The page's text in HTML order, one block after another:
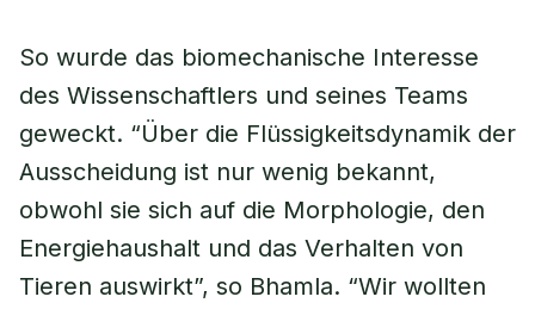
So wurde das biomechanische Interesse
des Wissenschaftlers und seines Teams
geweckt. “Über die Flüssigkeitsdynamik der
Ausscheidung ist nur wenig bekannt,
obwohl sie sich auf die Morphologie, den
Energiehaushalt und das Verhalten von
Tieren auswirkt”, so Bhamla. “Wir wollten